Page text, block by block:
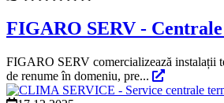
FIGARO SERV -
FIGARO SERV comercializează instalații
de renume în domeniu, pre...